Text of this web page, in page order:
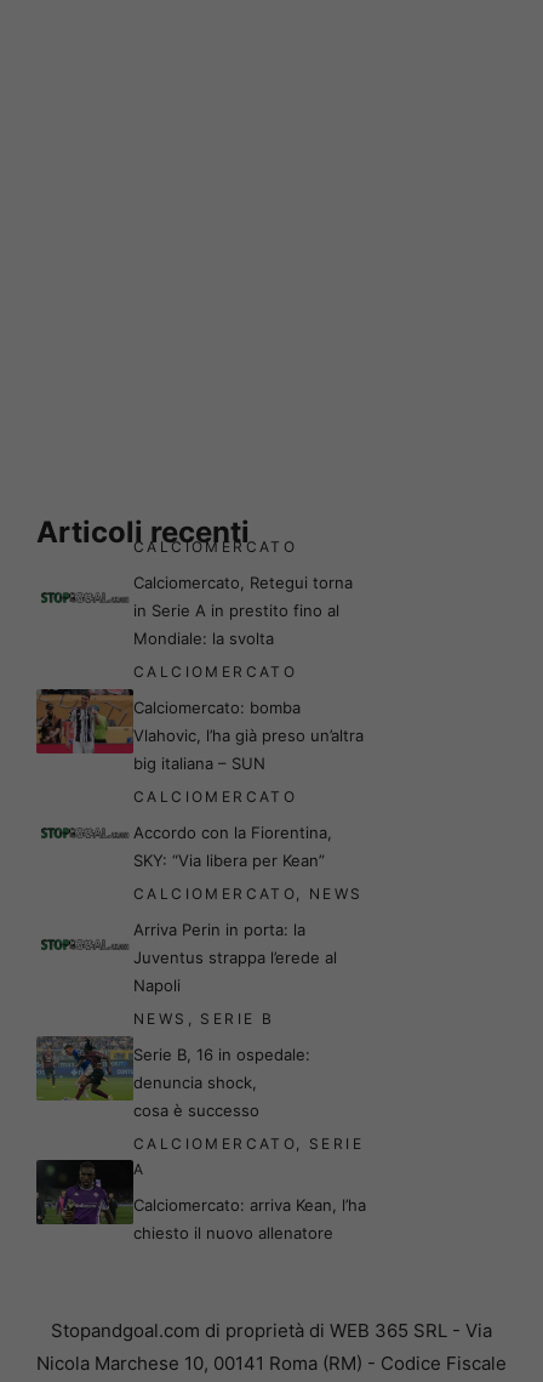
Articoli recenti
CALCIOMERCATO
Calciomercato, Retegui torna
in Serie A in prestito fino al
Mondiale: la svolta
CALCIOMERCATO
Calciomercato: bomba
Vlahovic, l’ha già preso un’altra
big italiana – SUN
CALCIOMERCATO
Accordo con la Fiorentina,
SKY: “Via libera per Kean”
CALCIOMERCATO, NEWS
Arriva Perin in porta: la
Juventus strappa l’erede al
Napoli
NEWS , SERIE B
Serie B, 16 in ospedale:
denuncia shock,
cosa è successo
CALCIOMERCATO, SERIE
A
Calciomercato: arriva Kean, l’ha
chiesto il nuovo allenatore
Stopandgoal.com di proprietà di WEB 365 SRL - Via
Nicola Marchese 10, 00141 Roma (RM) - Codice Fiscale